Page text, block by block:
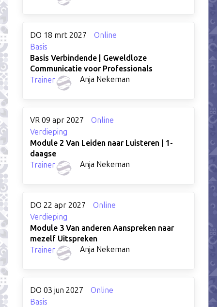
DO 18 mrt 2027
Online
Basis
Basis Verbindende | Geweldloze
Communicatie voor Professionals
Trainer
Anja Nekeman
VR 09 apr 2027
Online
Verdieping
Module 2 Van Leiden naar Luisteren | 1-
daagse
Trainer
Anja Nekeman
DO 22 apr 2027
Online
Verdieping
Module 3 Van anderen Aanspreken naar
mezelf Uitspreken
Trainer
Anja Nekeman
DO 03 jun 2027
Online
Basis